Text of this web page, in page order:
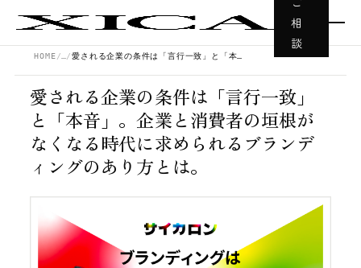
相
談
HOME
愛される企業の条件は「言行一致」
と「本音」。企業と消費者の垣根が
なくなる時代に求められるブランデ
ィングのあり方とは。